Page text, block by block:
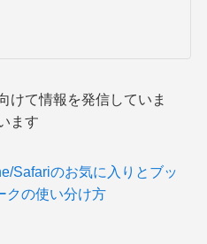
けて情報を発信していま
ます
Safariのお気に入りとブッ
クの使い分け方